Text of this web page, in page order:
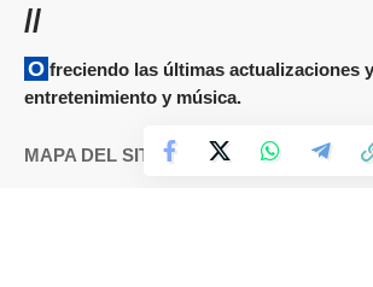
//
Ofreciendo las últimas actualizaciones y noticias sobre
entretenimiento y música.
MAPA DEL SITIO